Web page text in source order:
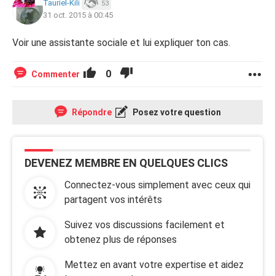
Tauriel-Kili 53
31 oct. 2015 à 00:45
Voir une assistante sociale et lui expliquer ton cas.
Commenter 0
Répondre Posez votre question
DEVENEZ MEMBRE EN QUELQUES CLICS
Connectez-vous simplement avec ceux qui
partagent vos intérêts
Suivez vos discussions facilement et
obtenez plus de réponses
Mettez en avant votre expertise et aidez